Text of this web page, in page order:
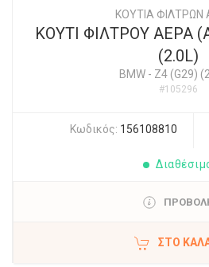
ΚΟΥΤΙΑ ΦΙΛΤΡΩΝ
ΚΟΥΤΙ ΦΙΛΤΡΟΥ ΑΕΡΑ
(2.0L)
BMW- Z4 (G29)
#105296
Κωδικός: 156108810
ΣΤΟ